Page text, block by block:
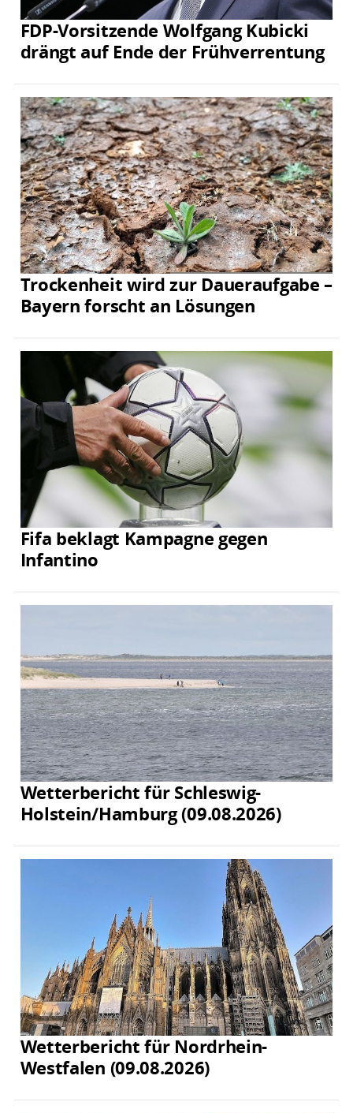
FDP-Vorsitzende Wolfgang Kubicki
drängt auf Ende der Frühverrentung
Trockenheit wird zur Daueraufgabe –
Bayern forscht an Lösungen
Fifa beklagt Kampagne gegen
Infantino
Wetterbericht für Schleswig-
Holstein/Hamburg (09.08.2026)
Wetterbericht für Nordrhein-
Westfalen (09.08.2026)